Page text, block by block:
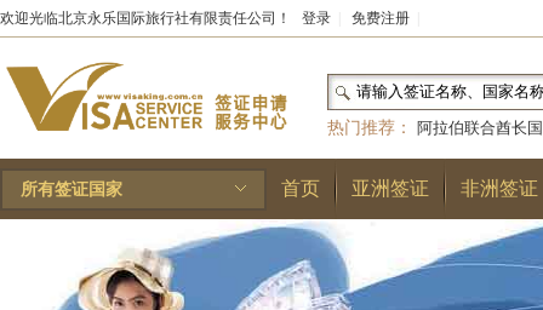
欢迎光临北京永乐国际旅行社有限责任公司！ 登录 免费注册
热门推荐：
阿拉伯联合酋长国
和国|布基纳法索|巴勒斯坦
林王国|安道尔公国|
所有签证国家 首页 亚洲签证 非洲签证